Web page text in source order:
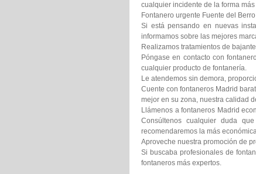
cualquier incidente de la forma
Fontanero urgente Fuente del
Si está pensando en nuevas
informamos sobre las mejores
Realizamos tratamientos de
Póngase en contacto con
cualquier producto de fontanería.
Le atendemos sin demora,
Cuente con fontaneros Madrid
mejor en su zona, nuestra calidad
Llámenos a fontaneros Madrid
Consúltenos cualquier duda
recomendaremos la más
Aproveche nuestra promoción de
Si buscaba profesionales de
fontaneros más expertos.